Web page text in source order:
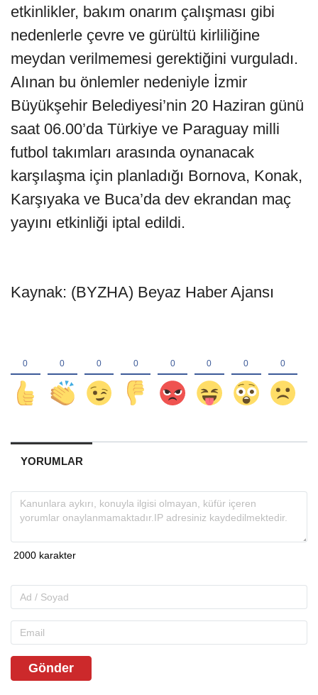
etkinlikler, bakım onarım çalışması gibi
nedenlerle çevre ve gürültü kirliliğine
meydan verilmemesi gerektiğini vurguladı.
Alınan bu önlemler nedeniyle İzmir
Büyükşehir Belediyesi’nin 20 Haziran günü
saat 06.00’da Türkiye ve Paraguay milli
futbol takımları arasında oynanacak
karşılaşma için planladığı Bornova, Konak,
Karşıyaka ve Buca’da dev ekrandan maç
yayını etkinliği iptal edildi.
Kaynak: (BYZHA) Beyaz Haber Ajansı
YORUMLAR
Gönder